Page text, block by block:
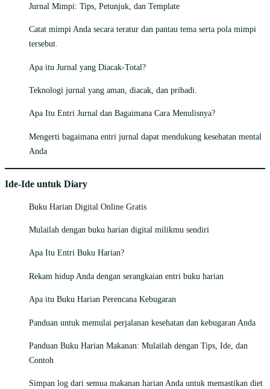
Jurnal Mimpi: Tips, Petunjuk, dan Template
Catat mimpi Anda secara teratur dan pantau tema serta pola mimpi
tersebut.
Apa itu Jurnal yang Diacak-Total?
Teknologi jurnal yang aman, diacak, dan pribadi.
Apa Itu Entri Jurnal dan Bagaimana Cara Menulisnya?
Mengerti bagaimana entri jurnal dapat mendukung kesehatan mental
Anda
Ide-Ide untuk Diary
Buku Harian Digital Online Gratis
Mulailah dengan buku harian digital milikmu sendiri
Apa Itu Entri Buku Harian?
Rekam hidup Anda dengan serangkaian entri buku harian
Apa itu Buku Harian Perencana Kebugaran
Panduan untuk memulai perjalanan kesehatan dan kebugaran Anda
Panduan Buku Harian Makanan: Mulailah dengan Tips, Ide, dan
Contoh
Simpan log dari semua makanan harian Anda untuk memastikan diet